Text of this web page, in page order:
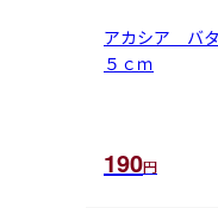
アカシア バ
５ｃｍ
190円